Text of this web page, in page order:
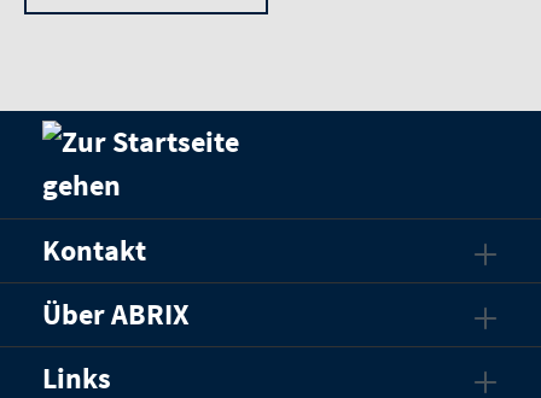
Kontakt
Über ABRIX
Links